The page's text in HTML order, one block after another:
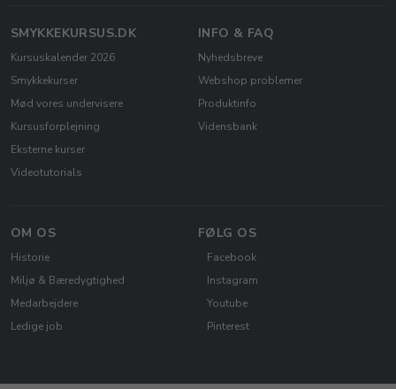
SMYKKEKURSUS.DK
Kursuskalender 2026
Smykkekurser
Mød vores undervisere
Kursusforplejning
Eksterne kurser
Videotutorials
INFO & FAQ
Nyhedsbreve
Webshop problemer
Produktinfo
Vidensbank
OM OS
Historie
Miljø & Bæredygtighed
Medarbejdere
Ledige job
FØLG OS
Facebook
Instagram
Youtube
Pinterest